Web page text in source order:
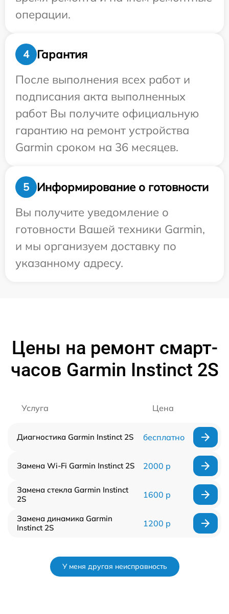
операции.
4
Гарантия
После выполнения всех работ и
подписания акта выполненных
работ Вы получите официальную
гарантию на ремонт устройства
Garmin сроком на 36 месяцев.
5
Информирование о готовности
Вы получите уведомление о
готовности Вашей техники Garmin,
и мы организуем доставку по
указанному адресу.
Цены на ремонт смарт-
часов Garmin Instinct 2S
Услуга Цена
Диагностика Garmin Instinct 2S бесплатно
Замена Wi-Fi Garmin Instinct 2S 2000 р
Замена стекла Garmin Instinct
2S
1600 р
Замена динамика Garmin
Instinct 2S
1200 р
У меня другая неисправность